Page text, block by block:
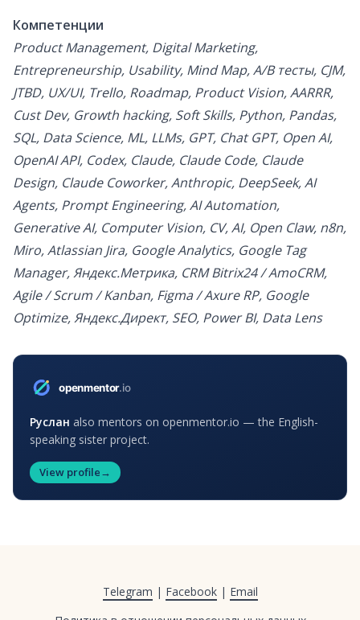
Компетенции
Product Management, Digital Marketing,
Entrepreneurship, Usability, Mind Map, A/B тесты, CJM,
JTBD, UX/UI, Trello, Roadmap, Product Vision, AARRR,
Cust Dev, Growth hacking, Soft Skills, Python, Pandas,
SQL, Data Science, ML, LLMs, GPT, Chat GPT, Open AI,
OpenAI API, Codex, Claude, Claude Code, Claude
Design, Claude Coworker, Anthropic, DeepSeek, AI
Agents, Prompt Engineering, AI Automation,
Generative AI, Computer Vision, CV, AI, Open Claw, n8n,
Miro, Atlassian Jira, Google Analytics, Google Tag
Manager, Яндекс.Метрика, CRM Bitrix24 / AmoCRM,
Agile / Scrum / Kanban, Figma / Axure RP, Google
Optimize, Яндекс.Директ, SEO, Power BI, Data Lens
Руслан also mentors on openmentor.io — the English-
speaking sister project.
View profile→
Telegram | Facebook| Email